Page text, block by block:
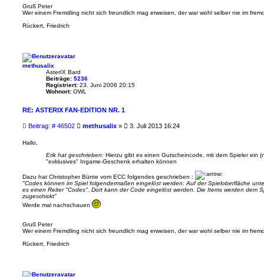
Gruß Peter
Wer einem Fremdling nicht sich freundlich mag erweisen, der war wohl selber nie im
Rückert, Friedrich
methusalix
AsterIX Bard
Beiträge: 5236
Registriert: 23. Juni 2006 20:15
Wohnort: OWL
RE: ASTERIX FAN-EDITION NR. 1
Beitrag: # 46502B
r
g
methusalix » 3. Juli 2013 16:24
Hallo,
Erik hat geschrieben: Hierzu gibt es einen Gutscheincode, mit dem Spieler ein
"exklusives" Ingame-Geschenk erhalten können
Dazu hat Christopher Bünte vom ECC folgendes geschrieben :
"Codes können im Spiel folgendermaßen eingelöst werden: Auf der Spieloberfläche
es einen Reiter "Codes". Dort kann der Code eingelöst werden. Die Items werden dem
zugeschickt"
Werde mal nachschauen
Gruß Peter
Wer einem Fremdling nicht sich freundlich mag erweisen, der war wohl selber nie im
Rückert, Friedrich